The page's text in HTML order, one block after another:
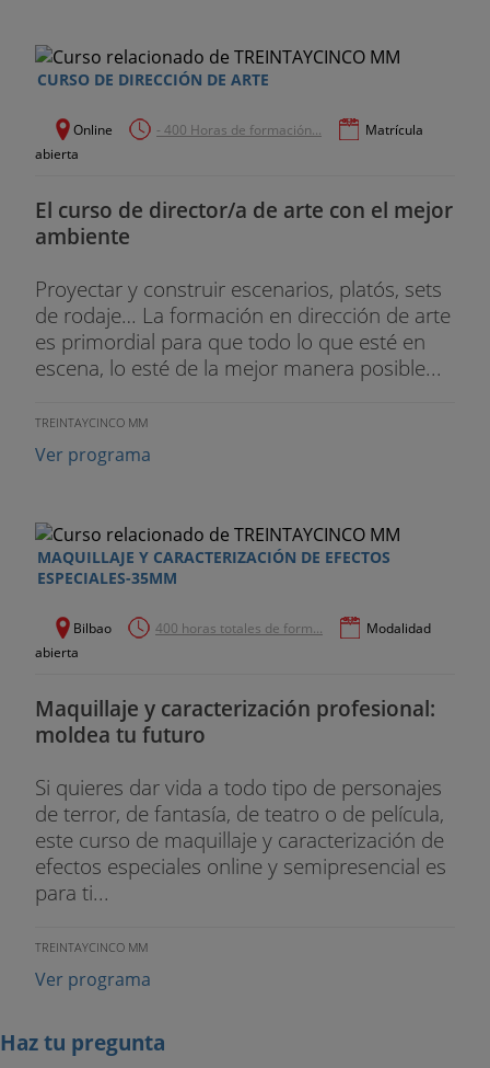
EL ACTO I.
1. La primera escaleta.
3. La primera escena.
5. El núcleo del Acto I.
6. El primer punto de giro.
-. Esquema de continuidad del Acto I.
QUINTO DÍA.
Acto II es largo, muy largo. Es hora de enfrentarse
a él y aplicar todo cuanto hemos aprendido.
EL ACTO II.
1. El conflicto.
2. Los obstáculos.
3. El punto medio.
4. Las dos mitades.
5. Los puntos intermedios.
6. El segundo punto de giro.
7. Estructura del Acto II.
CURSO DE DIRECCIÓN DE ARTE
Online - 400 Horas de formación...
Matrícula
abierta
El curso de director/a de arte con el mejor
ambiente
Proyectar y construir escenarios, platós, sets
de rodaje… La formación en dirección de arte
es primordial para que todo lo que esté en
escena, lo esté de la mejor manera posible...
TREINTAYCINCO MM
Ver programa
MAQUILLAJE Y CARACTERIZACIÓN DE EFECTOS
ESPECIALES-35MM
Bilbao 400 horas totales de form...
Modalidad
abierta
Maquillaje y caracterización profesional:
moldea tu futuro
Si quieres dar vida a todo tipo de personajes
de terror, de fantasía, de teatro o de película,
este curso de maquillaje y caracterización de
efectos especiales online y semipresencial es
para ti...
TREINTAYCINCO MM
Ver programa
Haz tu pregunta